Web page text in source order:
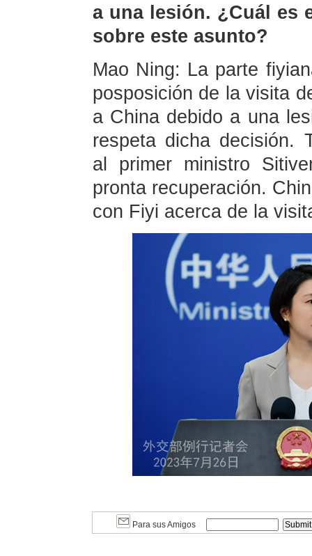
a una lesión. ¿Cuál es
sobre este asunto?
Mao Ning: La parte
posposición de la visita
a China debido a una
respeta dicha decisión.
al primer ministro
pronta recuperación.
con Fiyi acerca de la
Para sus Amigos